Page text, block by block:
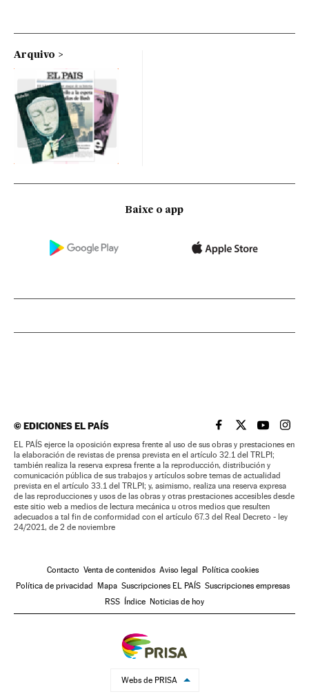
Arquivo
Baixe o app
©EDICIONES EL PAÍS EL PAÍS BRASIL EN
EL PAÍSEL PAÍS
EL
EL PAÍS ejerce la oposición expresa frente al uso de sus obras y prestaciones en
la elaboración de revistas de prensa prevista en el artículo 32.1 del TRLPI;
también realiza la reserva expresa frente a la reproducción, distribución y
comunicación pública de sus trabajos y artículos sobre temas de actualidad
prevista en el artículo 33.1 del TRLPI; y, asimismo, realiza una reserva expresa
de las reproducciones y usos de las obras y otras prestaciones accesibles desde
este sitio web a medios de lectura mecánica u otros medios que resulten
adecuados a tal fin de conformidad con el artículo 67.3 del Real Decreto - ley
24/2021, de 2 de noviembre
Contacto Venta de contenidos Aviso legal
Política cookies
Política de privacidad
Mapa Suscripciones EL PAÍS Suscripciones empresas
RSS
Índice Noticias de hoy
Webs de PRISA